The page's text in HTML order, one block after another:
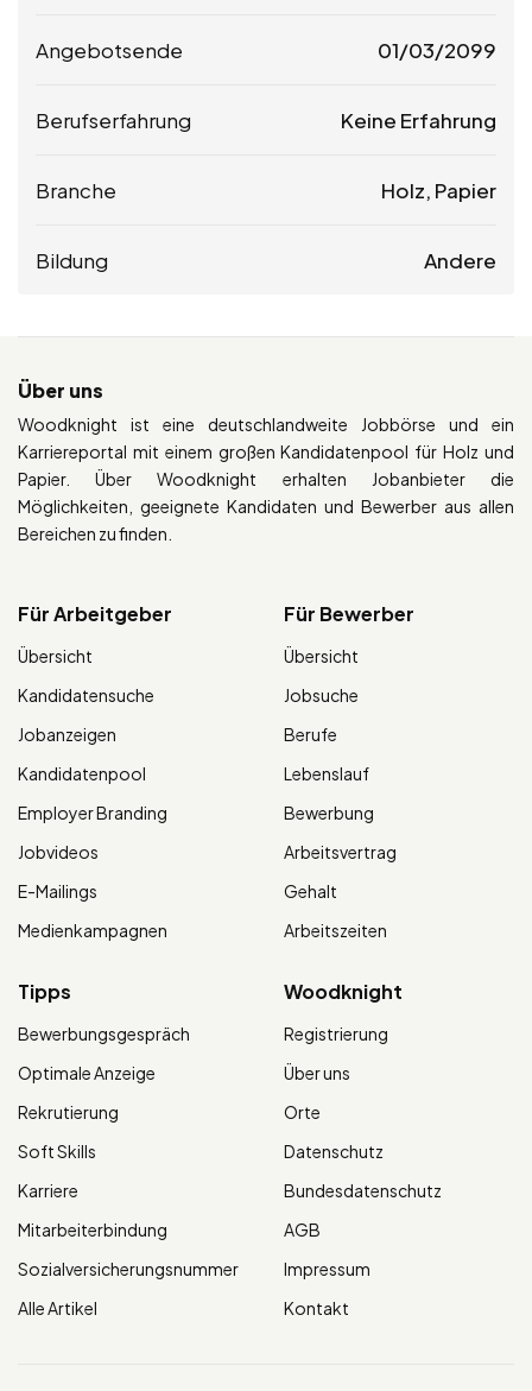
Angebotsende 01/03/2099
Berufserfahrung Keine Erfahrung
Branche Holz, Papier
Bildung Andere
Über uns
Woodknight ist eine deutschlandweite Jobbörse und ein
Karriereportal mit einem großen Kandidatenpool für Holz und
Papier. Über Woodknight erhalten Jobanbieter die
Möglichkeiten, geeignete Kandidaten und Bewerber aus allen
Bereichen zu finden.
Für Arbeitgeber
Übersicht
Kandidatensuche
Jobanzeigen
Kandidatenpool
Employer Branding
Jobvideos
E-Mailings
Medienkampagnen
Für Bewerber
Übersicht
Jobsuche
Berufe
Lebenslauf
Bewerbung
Arbeitsvertrag
Gehalt
Arbeitszeiten
Tipps
Bewerbungsgespräch
Optimale Anzeige
Rekrutierung
Soft Skills
Karriere
Mitarbeiterbindung
Sozialversicherungsnummer
Alle Artikel
Woodknight
Registrierung
Über uns
Orte
Datenschutz
Bundesdatenschutz
AGB
Impressum
Kontakt